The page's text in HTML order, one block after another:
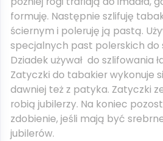
formuję. Następnie szlifuję
ściernym i poleruję ją pastą.
specjalnych past polerskich do
Dziadek używał do szlifowania
Zatyczki do tabakier wykonuje
dawniej też z patyka. Zatyczki
robią jubilerzy. Na koniec
zdobienie, jeśli mają być
jubilerów.